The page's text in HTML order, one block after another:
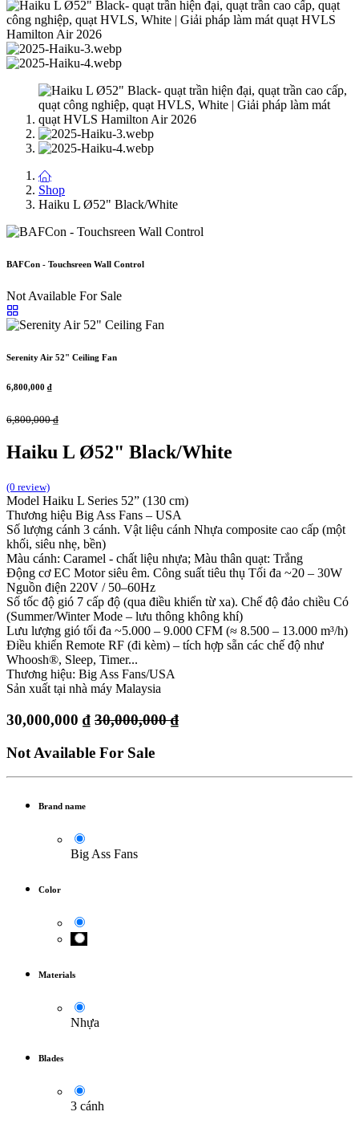
Shop
Haiku L Ø52" Black/White
BAFCon - Touchsreen Wall Control
Not Available For Sale
Serenity Air 52" Ceiling Fan
6,800,000 ₫
6,800,000₫
Haiku L Ø52" Black/White
(0 review)
Model Haiku L Series 52” (130 cm)
Thương hiệu Big Ass Fans – USA
Số lượng cánh 3 cánh. Vật liệu cánh Nhựa composite cao cấp (một
khối, siêu nhẹ, bền)
Màu cánh: Caramel - chất liệu nhựa; Màu thân quạt: Trắng
Động cơ EC Motor siêu êm. Công suất tiêu thụ Tối đa ~20 – 30W
Nguồn điện 220V / 50–60Hz
Số tốc độ gió 7 cấp độ (qua điều khiển từ xa). Chế độ đảo chiều Có
(Summer/Winter Mode – lưu thông không khí)
Lưu lượng gió tối đa ~5.000 – 9.000 CFM (≈ 8.500 – 13.000 m³/h)
Điều khiển Remote RF (đi kèm) – tích hợp sẵn các chế độ như
Whoosh®, Sleep, Timer...
Thương hiệu: Big Ass Fans/USA
Sản xuất tại nhà máy Malaysia
30,000,000 ₫ 30,000,000₫
Not Available For Sale
Brand name
Big Ass Fans
Color
Materials
Nhựa
Blades
3 cánh